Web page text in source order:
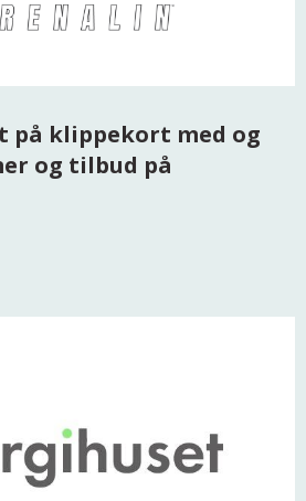
på klippekort med og
og tilbud på